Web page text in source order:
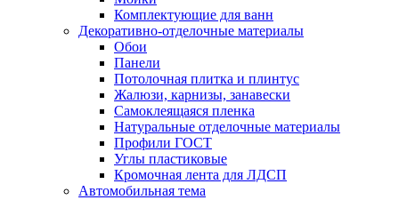
Комплектующие для ванн
Декоративно-отделочные материалы
Обои
Панели
Потолочная плитка и плинтус
Жалюзи, карнизы, занавески
Самоклеящаяся пленка
Натуральные отделочные материалы
Профили ГОСТ
Углы пластиковые
Кромочная лента для ЛДСП
Автомобильная тема